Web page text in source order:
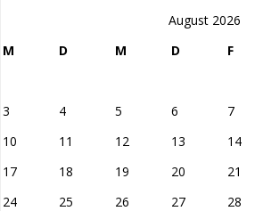
August 2026
M
D M D F
3
4 5 6 7
10
11 12 13 14
17
18 19 20 21
24
25 26 27 28